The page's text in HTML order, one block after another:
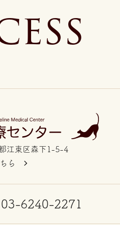
ess
江東区森下1-5-4
ら
03-6240-2271